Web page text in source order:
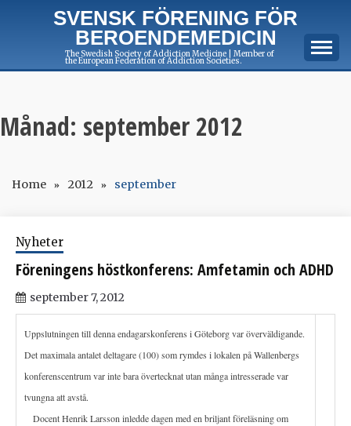
SVENSK FÖRENING FÖR
BEROENDEMEDICIN
The Swedish Society of Addiction Medicine | Member of
the European Federation of Addiction Societies.
Månad: september 2012
Home 2012 september
Nyheter
Föreningens höstkonferens: Amfetamin och ADHD
september 7, 2012
Uppslutningen till denna endagarskonferens i Göteborg var överväldigande.
Det maximala antalet deltagare (100) som rymdes i lokalen på Wallenbergs
konferenscentrum var inte bara övertecknat utan många intresserade var
tvungna att avstå.
Docent Henrik Larsson inledde dagen med en briljant föreläsning om